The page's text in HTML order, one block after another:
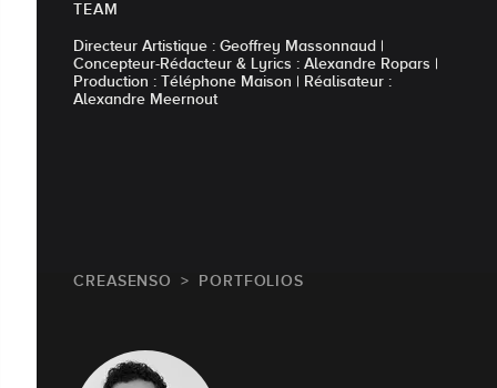
TEAM
Directeur Artistique : Geoffrey Massonnaud |
Concepteur-Rédacteur & Lyrics : Alexandre Ropars |
Production : Téléphone Maison | Réalisateur :
Alexandre Meernout
CREASENSO PORTFOLIOS